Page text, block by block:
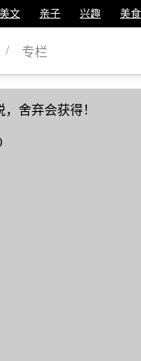
美文 亲子 兴趣 美食
/ 专栏
舍弃会获得！